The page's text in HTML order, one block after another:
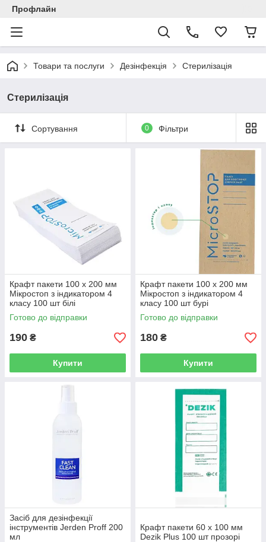
Профлайн
Товари та послуги Дезінфекція Стерилізація
Стерилізація
Сортування 0 Фільтри
Крафт пакети 100 х 200 мм
Мікростоп з індикатором 4
класу 100 шт білі
Готово до відправки
190 ₴
Купити
Крафт пакети 100 х 200 мм
Мікростоп з індикатором 4
класу 100 шт бурі
Готово до відправки
180 ₴
Купити
Засіб для дезінфекції
інструментів Jerden Proff 200
мл
Крафт пакети 60 х 100 мм
Dezik Plus 100 шт прозорі